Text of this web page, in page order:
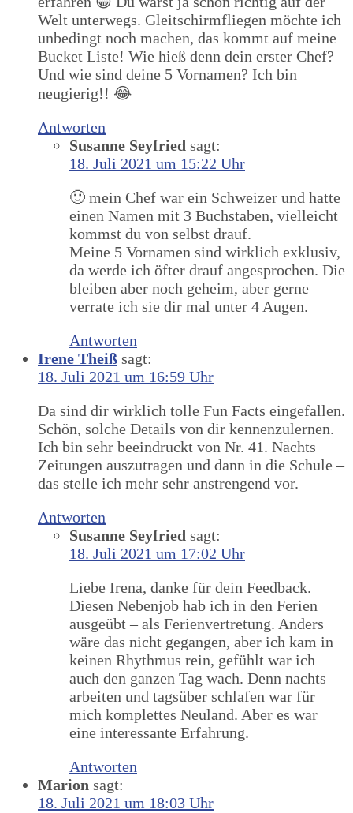
Welt unterwegs. Gleitschirmfliegen möchte ich
unbedingt noch machen, das kommt auf meine
Bucket Liste! Wie hieß denn dein erster Chef?
Und wie sind deine 5 Vornamen? Ich bin
neugierig!! 😂
Antworten
Susanne Seyfried sagt:
18. Juli 2021 um 15:22 Uhr
🙂 mein Chef war ein Schweizer und hatte
einen Namen mit 3 Buchstaben, vielleicht
kommst du von selbst drauf.
Meine 5 Vornamen sind wirklich exklusiv,
da werde ich öfter drauf angesprochen. Die
bleiben aber noch geheim, aber gerne
verrate ich sie dir mal unter 4 Augen.
Antworten
Irene Theiß sagt:
18. Juli 2021 um 16:59 Uhr
Da sind dir wirklich tolle Fun Facts eingefallen.
Schön, solche Details von dir kennenzulernen.
Ich bin sehr beeindruckt von Nr. 41. Nachts
Zeitungen auszutragen und dann in die Schule –
das stelle ich mehr sehr anstrengend vor.
Antworten
Susanne Seyfried sagt:
18. Juli 2021 um 17:02 Uhr
Liebe Irena, danke für dein Feedback.
Diesen Nebenjob hab ich in den Ferien
ausgeübt – als Ferienvertretung. Anders
wäre das nicht gegangen, aber ich kam in
keinen Rhythmus rein, gefühlt war ich
auch den ganzen Tag wach. Denn nachts
arbeiten und tagsüber schlafen war für
mich komplettes Neuland. Aber es war
eine interessante Erfahrung.
Antworten
Marion sagt:
18. Juli 2021 um 18:03 Uhr